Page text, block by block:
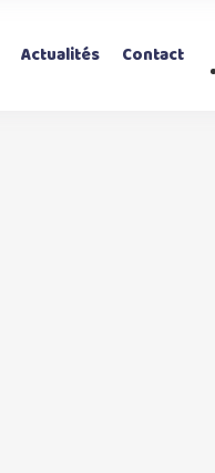
Actualités Contact